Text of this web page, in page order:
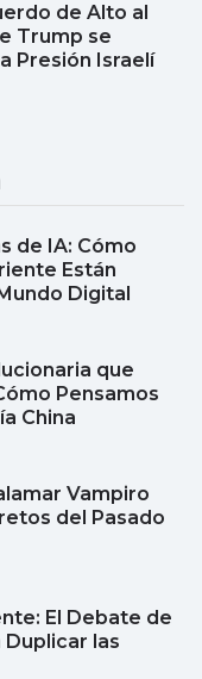
de Alto al
Trump se
Presión Israelí
de IA: Cómo
Están
Digital
que
Pensamos
China
Vampiro
del Pasado
El Debate de
Duplicar las